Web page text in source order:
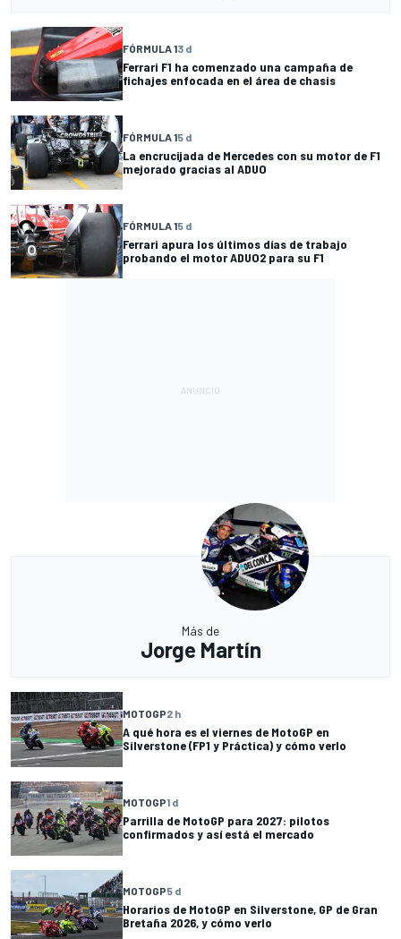
FÓRMULA 13 d
Ferrari F1 ha comenzado una campaña de
fichajes enfocada en el área de chasis
FÓRMULA 15 d
La encrucijada de Mercedes con su motor de F1
mejorado gracias al ADUO
FÓRMULA 15 d
Ferrari apura los últimos días de trabajo
probando el motor ADUO2 para su F1
Más de
Jorge Martín
MOTOGP2 h
A qué hora es el viernes de MotoGP en
Silverstone (FP1 y Práctica) y cómo verlo
MOTOGP1 d
Parrilla de MotoGP para 2027: pilotos
confirmados y así está el mercado
MOTOGP5 d
Horarios de MotoGP en Silverstone, GP de Gran
Bretaña 2026, y cómo verlo